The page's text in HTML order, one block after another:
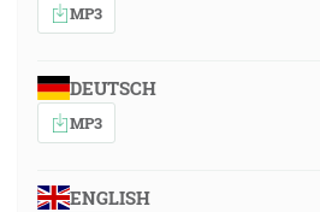
MP3
DEUTSCH
MP3
ENGLISH